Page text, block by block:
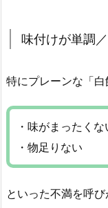
味付けが単調
特にプレーンな「白
・味がまったくな
・物足りない
といった不満を呼び